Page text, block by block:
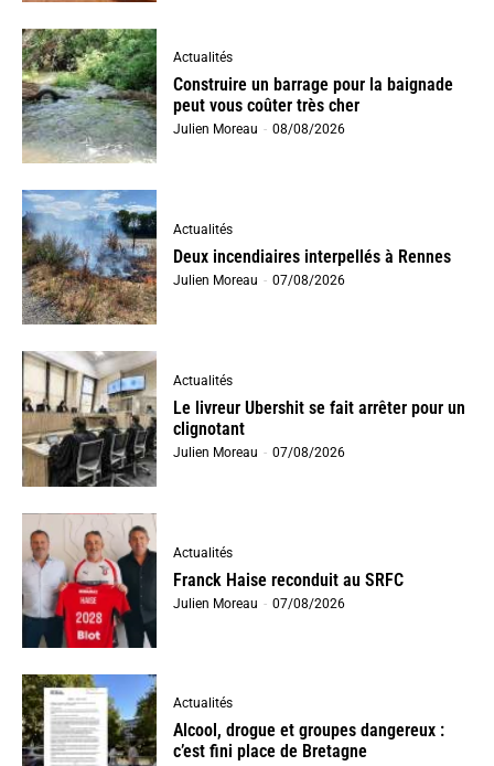
Actualités
Construire un barrage pour la baignade
peut vous coûter très cher
Julien Moreau - 08/08/2026
Actualités
Deux incendiaires interpellés à Rennes
Julien Moreau - 07/08/2026
Actualités
Le livreur Ubershit se fait arrêter pour un
clignotant
Julien Moreau - 07/08/2026
Actualités
Franck Haise reconduit au SRFC
Julien Moreau - 07/08/2026
Actualités
Alcool, drogue et groupes dangereux :
c’est fini place de Bretagne